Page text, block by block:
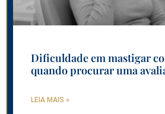
Dificuldade em mastigar
quando procurar uma
LEIA MAIS »